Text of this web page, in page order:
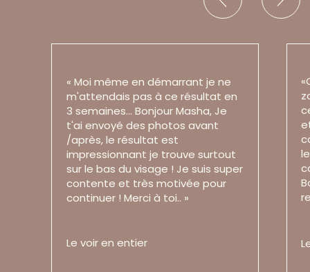
« Moi même en démarrant je ne
m'attendais pas à ce résultat en
3 semaines… Bonjour Masha, Je
t'ai envoyé des photos avant
/après, le résultat est
impressionnant je trouve surtout
sur le bas du visage ! Je suis super
contente et très motivée pour
continuer ! Merci à toi.. »
Le voir en entier